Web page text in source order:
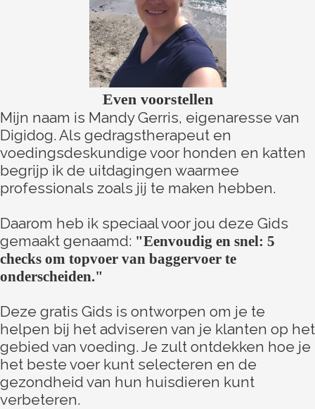
Even voorstellen
Mijn naam is Mandy Gerris, eigenaresse van
Digidog. Als gedragstherapeut en
voedingsdeskundige voor honden en katten
begrijp ik de uitdagingen waarmee
professionals zoals jij te maken hebben.
Daarom heb ik speciaal voor jou deze Gids
gemaakt genaamd: "Eenvoudig en snel: 5
checks om topvoer van baggervoer te
onderscheiden."
Deze gratis Gids is ontworpen om je te
helpen bij het adviseren van je klanten op het
gebied van voeding. Je zult ontdekken hoe je
het beste voer kunt selecteren en de
gezondheid van hun huisdieren kunt
verbeteren.